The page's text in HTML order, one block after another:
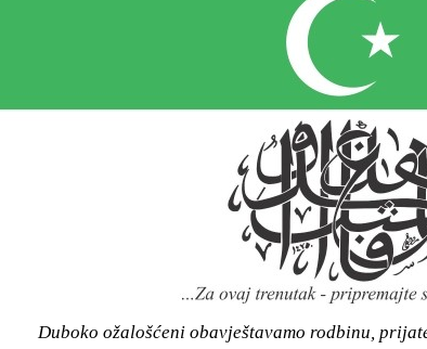
Duboko ožalošćeni obavještavamo rodbinu,